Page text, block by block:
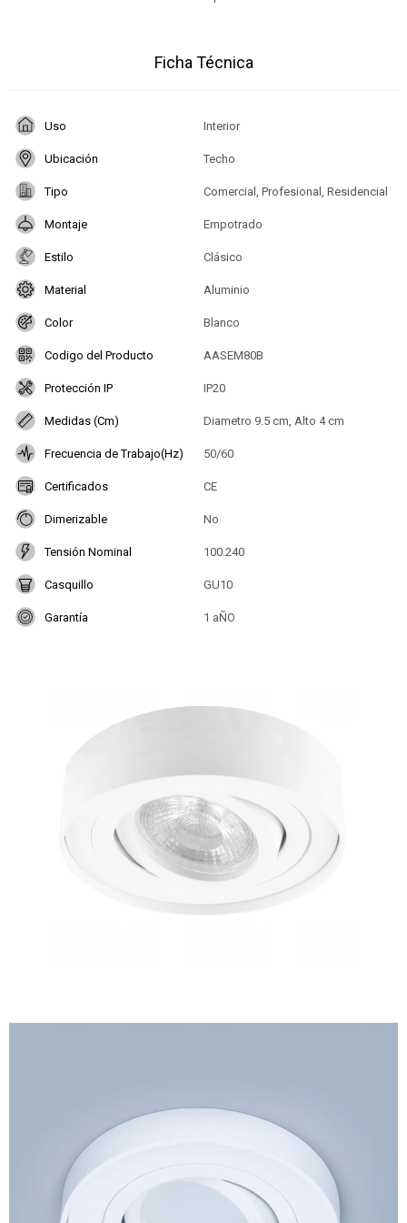
Ficha Técnica
Uso Interior
Ubicación Techo
Tipo Comercial, Profesional, Residencial
Montaje Empotrado
Estilo Clásico
Material Aluminio
Color Blanco
Codigo del Producto AASEM80B
Protección IP IP20
Medidas (Cm) Diametro 9.5 cm, Alto 4 cm
Frecuencia de Trabajo(Hz) 50/60
Certificados CE
Dimerizable No
Tensión Nominal 100.240
Casquillo GU10
Garantía 1 aÑO